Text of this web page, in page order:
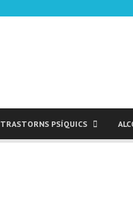
TRASTORNS PSÍQUICS